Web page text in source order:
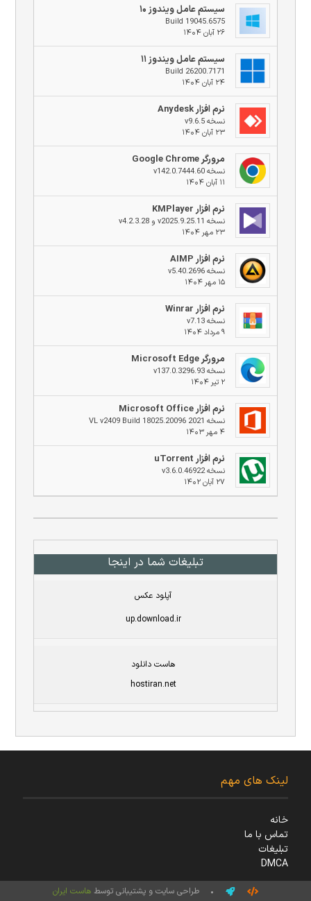
سیستم عامل ویندوز ۱۰
Build 19045.6575
۲۶ آبان ۱۴۰۴
سیستم عامل ویندوز ۱۱
Build 26200.7171
۲۴ آبان ۱۴۰۴
نرم افزار Anydesk
نسخه v9.6.5
۲۳ آبان ۱۴۰۴
مرورگر Google Chrome
نسخه v142.0.7444.60
۱۱ آبان ۱۴۰۴
نرم افزار KMPlayer
نسخه v2025.9.25.11 و v4.2.3.28
۲۳ مهر ۱۴۰۴
نرم افزار AIMP
نسخه v5.40.2696
۱۵ مهر ۱۴۰۴
نرم افزار Winrar
نسخه v7.13
۹ مرداد ۱۴۰۴
مرورگر Microsoft Edge
نسخه v137.0.3296.93
۲ تیر ۱۴۰۴
نرم افزار Microsoft Office
نسخه 2021 VL v2409 Build 18025.20096
۴ مهر ۱۴۰۳
نرم افزار uTorrent
نسخه v3.6.0.46922
۲۷ آبان ۱۴۰۲
تبلیغات شما در اینجا
آپلود عکس
up.download.ir
هاست دانلود
hostiran.net
لینک های مهم
خانه
تماس با ما
تبلیغات
DMCA
• طراحی سایت و پشتیبانی توسط هاست ایران